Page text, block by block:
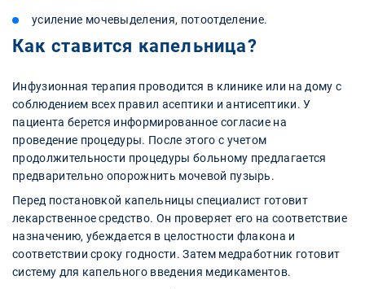
усиление мочевыделения, потоотделение.
Как ставится капельница?
Инфузионная терапия проводится в клинике или на дому с
соблюдением всех правил асептики и антисептики. У
пациента берется информированное согласие на
проведение процедуры. После этого с учетом
продолжительности процедуры больному предлагается
предварительно опорожнить мочевой пузырь.
Перед постановкой капельницы специалист готовит
лекарственное средство. Он проверяет его на соответствие
назначению, убеждается в целостности флакона и
соответствии сроку годности. Затем медработник готовит
систему для капельного введения медикаментов.